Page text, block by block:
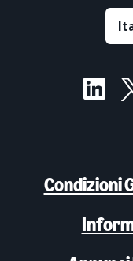
Condizioni